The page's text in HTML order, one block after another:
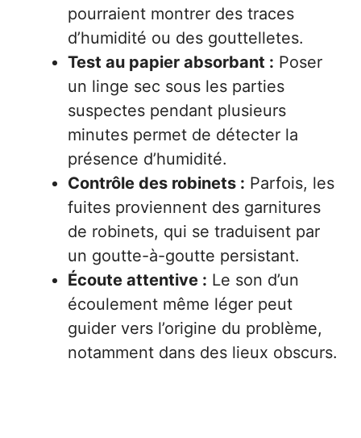
pourraient montrer des traces
d’humidité ou des gouttelletes.
Test au papier absorbant : Poser
un linge sec sous les parties
suspectes pendant plusieurs
minutes permet de détecter la
présence d’humidité.
Contrôle des robinets : Parfois, les
fuites proviennent des garnitures
de robinets, qui se traduisent par
un goutte-à-goutte persistant.
Écoute attentive : Le son d’un
écoulement même léger peut
guider vers l’origine du problème,
notamment dans des lieux obscurs.